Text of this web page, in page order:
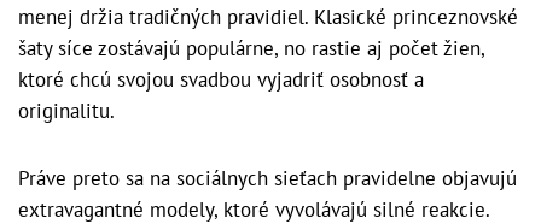
menej držia tradičných pravidiel. Klasické princeznovské
šaty síce zostávajú populárne, no rastie aj počet žien,
ktoré chcú svojou svadbou vyjadriť osobnosť a
originalitu.
Práve preto sa na sociálnych sieťach pravidelne objavujú
extravagantné modely, ktoré vyvolávajú silné reakcie.